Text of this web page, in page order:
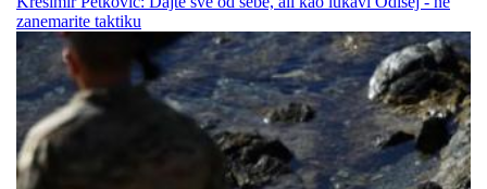
zanemarite taktiku